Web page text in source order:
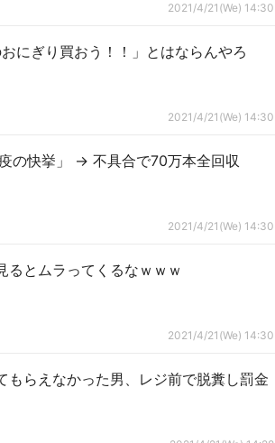
2021/4/21(We) 14:30
にぎり買おう！！」とはならんやろ
2021/4/21(We) 14:30
の快挙」 → 不具合で70万本全回収
2021/4/21(We) 14:30
るとムラってくるなｗｗｗ
2021/4/21(We) 14:30
もらえなかった男、レジ前で脱糞し罰金